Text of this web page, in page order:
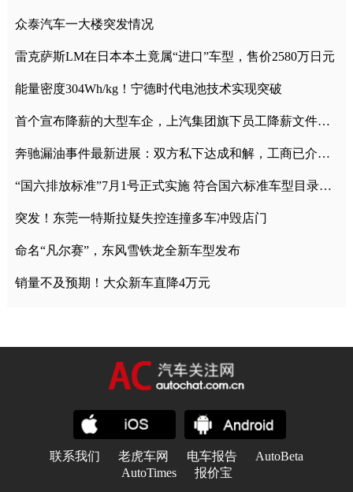
众泰汽车一大楼突发情况
雷克萨斯LM在日本本土竟属“进口”车型，售价2580万日元
能量密度304Wh/kg！宁德时代电池技术实现突破
首个宣布降薪的大型车企，上汽集团旗下员工降薪文件曝光
奔驰漏油事件最新进展：双方私下达成和解，工商已介入调查
“国六排放标准”7月1号正式实施 符合国六标准车型目录一览
突发！东莞一特斯拉疑失控连撞多车冲毁店门
命名“凡尔赛”，东风雪铁龙全新车型发布
销量不及预期！大众新车直降4万元
联系我们 老虎车网 电车报告
AutoBeta
AutoTimes
报价宝